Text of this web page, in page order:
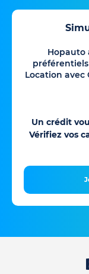
Hopauto
Location avec
Un crédit
Vérifiez vos